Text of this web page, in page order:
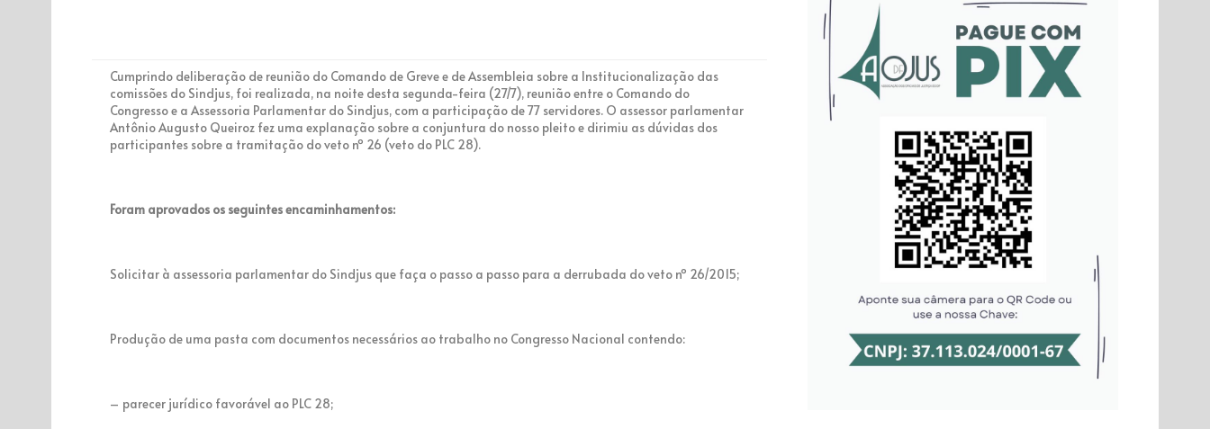
Cumprindo deliberação de reunião do Comando de Greve e de Assembleia sobre a Institucionalização das
comissões do Sindjus, foi realizada, na noite desta segunda-feira (27/7), reunião entre o Comando do
Congresso e a Assessoria Parlamentar do Sindjus, com a participação de 77 servidores. O assessor parlamentar
Antônio Augusto Queiroz fez uma explanação sobre a conjuntura do nosso pleito e dirimiu as dúvidas dos
participantes sobre a tramitação do veto nº 26 (veto do PLC 28).
Foram aprovados os seguintes encaminhamentos:
Solicitar à assessoria parlamentar do Sindjus que faça o passo a passo para a derrubada do veto nº 26/2015;
Produção de uma pasta com documentos necessários ao trabalho no Congresso Nacional contendo:
– parecer jurídico favorável ao PLC 28;